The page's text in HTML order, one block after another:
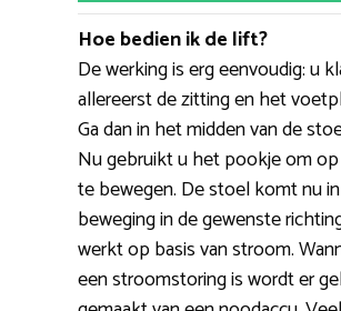
Hoe bedien ik de lift?
De werking is erg eenvoudig: u
allereerst de zitting en het
Ga dan in het midden van de
Nu gebruikt u het pookje om
te bewegen. De stoel komt nu in
beweging in de gewenste
werkt op basis van stroom.
een stroomstoring is wordt er